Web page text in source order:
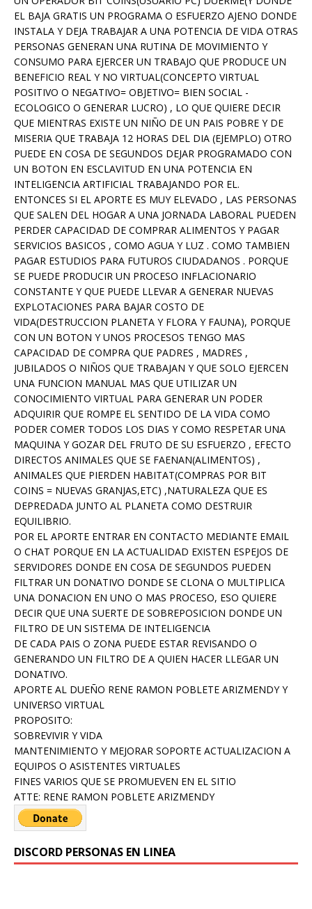
EL BAJA GRATIS UN PROGRAMA O ESFUERZO AJENO DONDE
INSTALA Y DEJA TRABAJAR A UNA POTENCIA DE VIDA OTRAS
PERSONAS GENERAN UNA RUTINA DE MOVIMIENTO Y
CONSUMO PARA EJERCER UN TRABAJO QUE PRODUCE UN
BENEFICIO REAL Y NO VIRTUAL(CONCEPTO VIRTUAL
POSITIVO O NEGATIVO= OBJETIVO= BIEN SOCIAL -
ECOLOGICO O GENERAR LUCRO) , LO QUE QUIERE DECIR
QUE MIENTRAS EXISTE UN NIÑO DE UN PAIS POBRE Y DE
MISERIA QUE TRABAJA 12 HORAS DEL DIA (EJEMPLO) OTRO
PUEDE EN COSA DE SEGUNDOS DEJAR PROGRAMADO CON
UN BOTON EN ESCLAVITUD EN UNA POTENCIA EN
INTELIGENCIA ARTIFICIAL TRABAJANDO POR EL.
ENTONCES SI EL APORTE ES MUY ELEVADO , LAS PERSONAS
QUE SALEN DEL HOGAR A UNA JORNADA LABORAL PUEDEN
PERDER CAPACIDAD DE COMPRAR ALIMENTOS Y PAGAR
SERVICIOS BASICOS , COMO AGUA Y LUZ . COMO TAMBIEN
PAGAR ESTUDIOS PARA FUTUROS CIUDADANOS . PORQUE
SE PUEDE PRODUCIR UN PROCESO INFLACIONARIO
CONSTANTE Y QUE PUEDE LLEVAR A GENERAR NUEVAS
EXPLOTACIONES PARA BAJAR COSTO DE
VIDA(DESTRUCCION PLANETA Y FLORA Y FAUNA), PORQUE
CON UN BOTON Y UNOS PROCESOS TENGO MAS
CAPACIDAD DE COMPRA QUE PADRES , MADRES ,
JUBILADOS O NIÑOS QUE TRABAJAN Y QUE SOLO EJERCEN
UNA FUNCION MANUAL MAS QUE UTILIZAR UN
CONOCIMIENTO VIRTUAL PARA GENERAR UN PODER
ADQUIRIR QUE ROMPE EL SENTIDO DE LA VIDA COMO
PODER COMER TODOS LOS DIAS Y COMO RESPETAR UNA
MAQUINA Y GOZAR DEL FRUTO DE SU ESFUERZO , EFECTO
DIRECTOS ANIMALES QUE SE FAENAN(ALIMENTOS) ,
ANIMALES QUE PIERDEN HABITAT(COMPRAS POR BIT
COINS = NUEVAS GRANJAS,ETC) ,NATURALEZA QUE ES
DEPREDADA JUNTO AL PLANETA COMO DESTRUIR
EQUILIBRIO.
POR EL APORTE ENTRAR EN CONTACTO MEDIANTE EMAIL
O CHAT PORQUE EN LA ACTUALIDAD EXISTEN ESPEJOS DE
SERVIDORES DONDE EN COSA DE SEGUNDOS PUEDEN
FILTRAR UN DONATIVO DONDE SE CLONA O MULTIPLICA
UNA DONACION EN UNO O MAS PROCESO, ESO QUIERE
DECIR QUE UNA SUERTE DE SOBREPOSICION DONDE UN
FILTRO DE UN SISTEMA DE INTELIGENCIA
DE CADA PAIS O ZONA PUEDE ESTAR REVISANDO O
GENERANDO UN FILTRO DE A QUIEN HACER LLEGAR UN
DONATIVO.
APORTE AL DUEÑO RENE RAMON POBLETE ARIZMENDY Y
UNIVERSO VIRTUAL
PROPOSITO:
SOBREVIVIR Y VIDA
MANTENIMIENTO Y MEJORAR SOPORTE ACTUALIZACION A
EQUIPOS O ASISTENTES VIRTUALES
FINES VARIOS QUE SE PROMUEVEN EN EL SITIO
ATTE: RENE RAMON POBLETE ARIZMENDY
DISCORD PERSONAS EN LINEA